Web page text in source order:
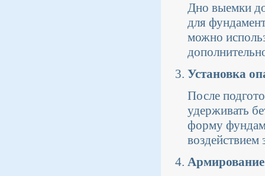
Дно выемки
для
можно
Установка
После
удерживать
форму
воздействием
Армирование